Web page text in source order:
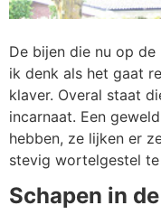
De bijen die nu op de
ik denk als het gaat
klaver. Overal staat
incarnaat. Een
hebben, ze lijken er
stevig wortelgestel te
Schapen in